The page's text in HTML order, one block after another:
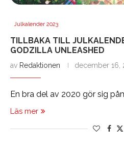
Julkalender 2023
TILLBAKA TILL
GODZILLA UNLEASHED
av Redaktionen december 16,
En bra del av 2020 gör sig
Läs mer